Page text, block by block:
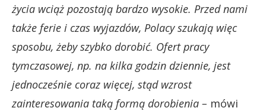
życia wciąż pozostają bardzo wysokie. Przed nami
także ferie i czas wyjazdów, Polacy szukają więc
sposobu, żeby szybko dorobić. Ofert pracy
tymczasowej, np. na kilka godzin dziennie, jest
jednocześnie coraz więcej, stąd wzrost
zainteresowania taką formą dorobienia – mówi